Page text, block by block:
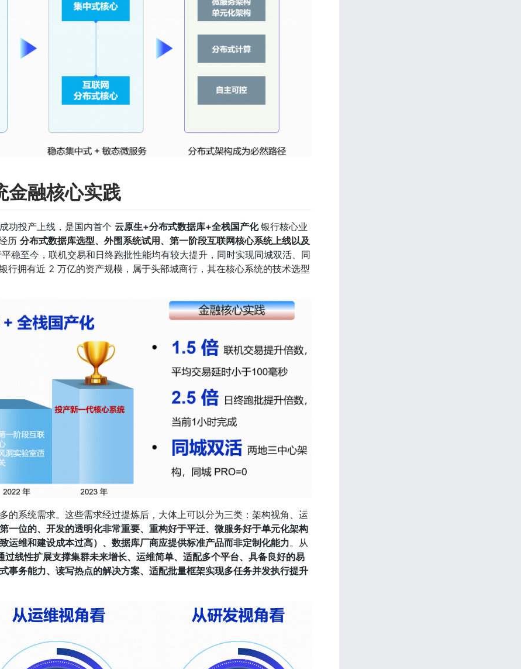
金融核心实践
功投产上线，是国内首个 云原生+分布式数据库+全栈国产化 银行核心业
历 分布式数据库选型、外围系统试用、第一阶段互联网核心系统上线以及
稳至今，联机交易和日终跑批性能均有较大提升，同时实现同城双活、同
行拥有近 2 万亿的资产规模，属于头部城商行，其在核心系统的技术选型
的系统需求。这些需求经过提炼后，大体上可以分为三类：架构视角、运
一位的、开发的透明化非常重要、重构好于平迁、微服务好于单元化架构
运维和建设成本过高）、数据库厂商应提供标准产品而非定制化能力。从
过线性扩展支撑集群未来增长、运维简单、适配多个平台、具备良好的易
事务能力、读写热点的解决方案、适配批量框架实现多任务并发执行提升